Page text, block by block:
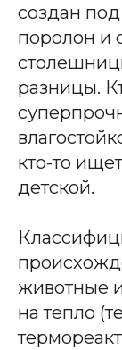
создан
поролон и
разницы.
кто-то
детской.
животные
на тепло